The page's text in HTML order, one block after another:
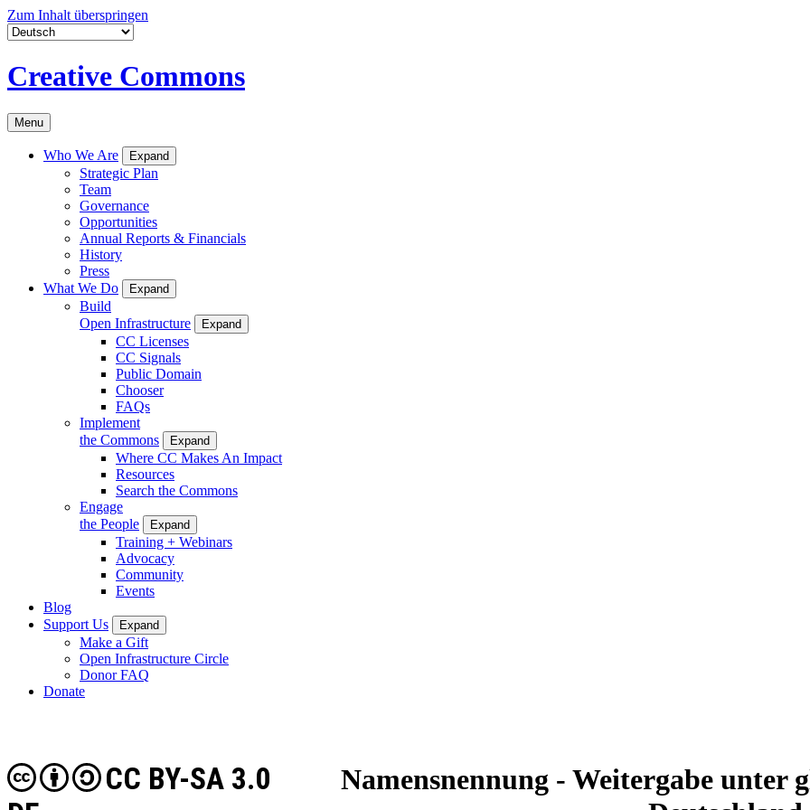
Zum Inhalt überspringen
Creative Commons
Menu
Who We Are Expand
Strategic Plan
Team
Governance
Opportunities
Annual Reports & Financials
History
Press
What We Do
Expand
Build
Open Infrastructure
Expand
CC Licenses
CC Signals
Public Domain
Chooser
FAQs
Implement
the Commons
Expand
Where CC Makes An Impact
Resources
Search the Commons
Engage
the People
Expand
Training + Webinars
Advocacy
Community
Events
Blog
Support Us
Expand
Make a Gift
Open Infrastructure Circle
Donor FAQ
Donate
Namensnennung - Weitergabe unter
CC BY-SA 3.0